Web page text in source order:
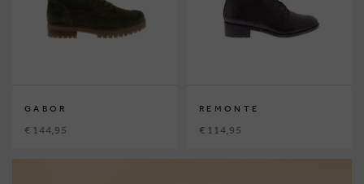
GABOR
€ 144,95
REMONTE
€ 114,95